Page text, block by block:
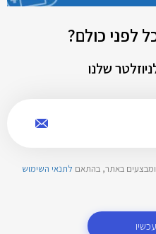
לפני כולם?
שלנו
ומבצעים באתר, בהתאם לתנאי השימוש